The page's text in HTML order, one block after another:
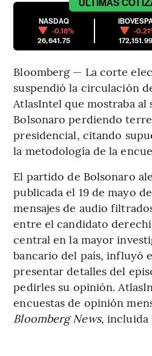
ÚLTIMAS
NASDAQ
-0.18%
26,641.75
-
172,151.99
Bloomberg — La corte
suspendió la circulación
AtlasIntel que mostraba al
Bolsonaro perdiendo
presidencial, citando
la metodología de la
El partido de Bolsonaro
publicada el 19 de mayo
mensajes de audio
entre el candidato
central en la mayor
bancario del país, influyó
presentar detalles del
pedirles su opinión.
encuestas de opinión
Bloomberg News, incluida